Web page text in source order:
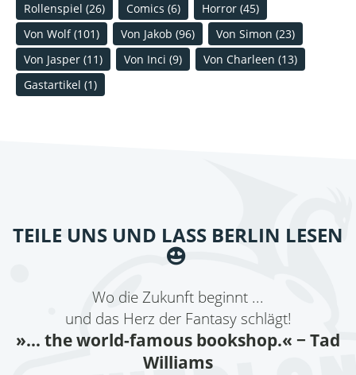
Rollenspiel (26) Comics (6) Horror (45)
Von Wolf (101) Von Jakob (96) Von Simon (23)
Von Jasper (11) Von Inci (9) Von Charleen (13)
Gastartikel (1)
TEILE UNS UND LASS BERLIN LESEN
Wo die Zukunft beginnt ...
und das Herz der Fantasy schlägt!
»... the world-famous bookshop.« − Tad
Williams